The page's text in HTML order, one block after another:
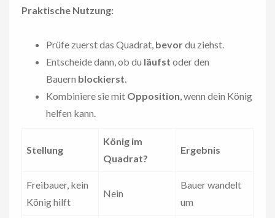
Praktische Nutzung:
Prüfe zuerst das Quadrat, bevordu ziehst.
Entscheide dann, ob du läufst oder den
Bauern blockierst.
Kombiniere sie mit Opposition, wenn dein König
helfen kann.
Stellung
König im
Quadrat?
Ergebnis
Freibauer, kein
König hilft
Nein
Bauer wandelt
um